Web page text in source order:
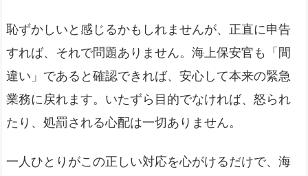
恥ずかしいと感じるかもしれませんが、正直に申告
すれば、それで問題ありません。海上保安官も「間
違い」であると確認できれば、安心して本来の緊急
業務に戻れます。いたずら目的でなければ、怒られ
たり、処罰される心配は一切ありません。
一人ひとりがこの正しい対応を心がけるだけで、海